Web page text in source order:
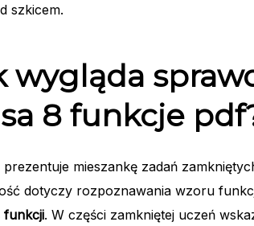
szkicem.
wygląda
8 funkcje
mieszankę zadań
dotyczy rozpoznawania wzoru
funkcji. W części zamkniętej uczeń